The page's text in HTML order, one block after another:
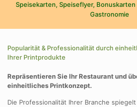
Speisekarten, Speiseflyer,
Gastronomie
Popularität & Professionalität durch
Ihrer Printprodukte
Repräsentieren Sie Ihr Restaurant und
einheitliches Printkonzept.
Die Professionalität Ihrer Branche